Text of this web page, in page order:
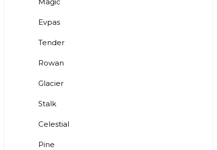
Magic
Evpas
Tender
Rowan
Glacier
Stalk
Celestial
Pine